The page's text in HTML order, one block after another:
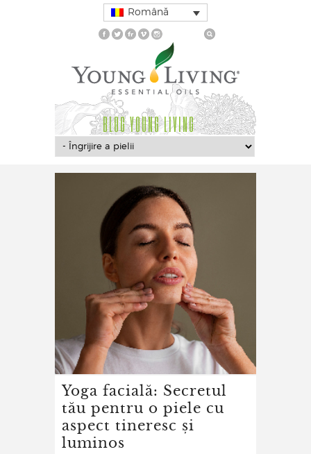
Română
BLOG YOUNG LIVING
Yoga facială: Secretul
tău pentru o piele cu
aspect tineresc și
luminos